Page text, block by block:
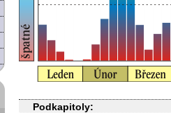
Podkapitoly: